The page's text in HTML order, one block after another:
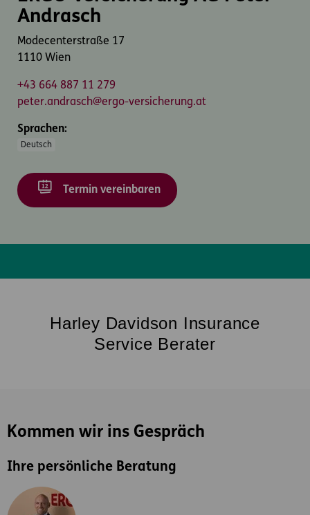
Andrasch
Modecenterstraße 17
1110 Wien
+43 664 887 11 279
peter.andrasch@ergo-versicherung.at
Sprachen:
Deutsch
Termin vereinbaren
Harley Davidson Insurance
Service Berater
Kommen wir ins Gespräch
Ihre persönliche Beratung